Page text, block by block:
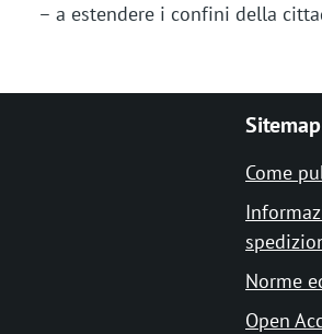
– a estendere i confini della
Sitemap
Come
Norme
Open